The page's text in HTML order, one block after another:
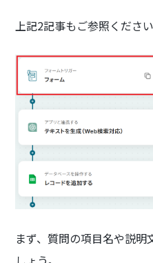
上記2記事もご参照ください
まず、質問の項目名や説